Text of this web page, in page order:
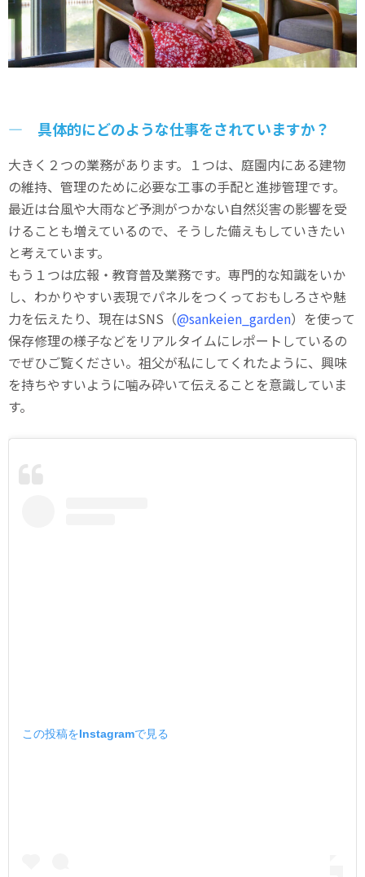
― 具体的にどのような仕事をされていますか？
大きく２つの業務があります。１つは、庭園内にある建物
の維持、管理のために必要な工事の手配と進捗管理です。
最近は台風や大雨など予測がつかない自然災害の影響を受
けることも増えているので、そうした備えもしていきたい
と考えています。
もう１つは広報・教育普及業務です。専門的な知識をいか
し、わかりやすい表現でパネルをつくっておもしろさや魅
力を伝えたり、現在はSNS（@sankeien_garden）を使って
保存修理の様子などをリアルタイムにレポートしているの
でぜひご覧ください。祖父が私にしてくれたように、興味
を持ちやすいように噛み砕いて伝えることを意識していま
す。
この投稿をInstagramで見る